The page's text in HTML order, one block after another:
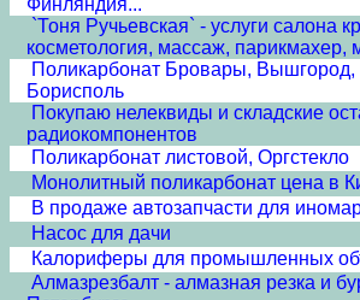
Финляндия...
`Тоня Ручьевская` - услуги салона
косметология, массаж, парикмахер,
Поликарбонат Бровары, Вышгород,
Борисполь
Покупаю нелеквиды и складские
радиокомпонентов
Поликарбонат листовой, Оргстекло
Монолитный поликарбонат цена в
В продаже автозапчасти для
Насос для дачи
Калориферы для промышленных
Алмазрезбалт - алмазная резка и